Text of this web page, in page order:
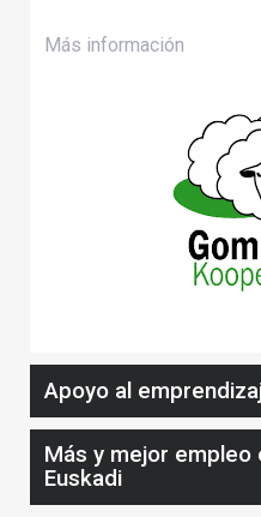
Más información
Apoyo al
Más y mejor
Euskadi